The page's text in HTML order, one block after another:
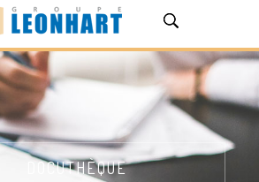
DOCUTHÈQUE